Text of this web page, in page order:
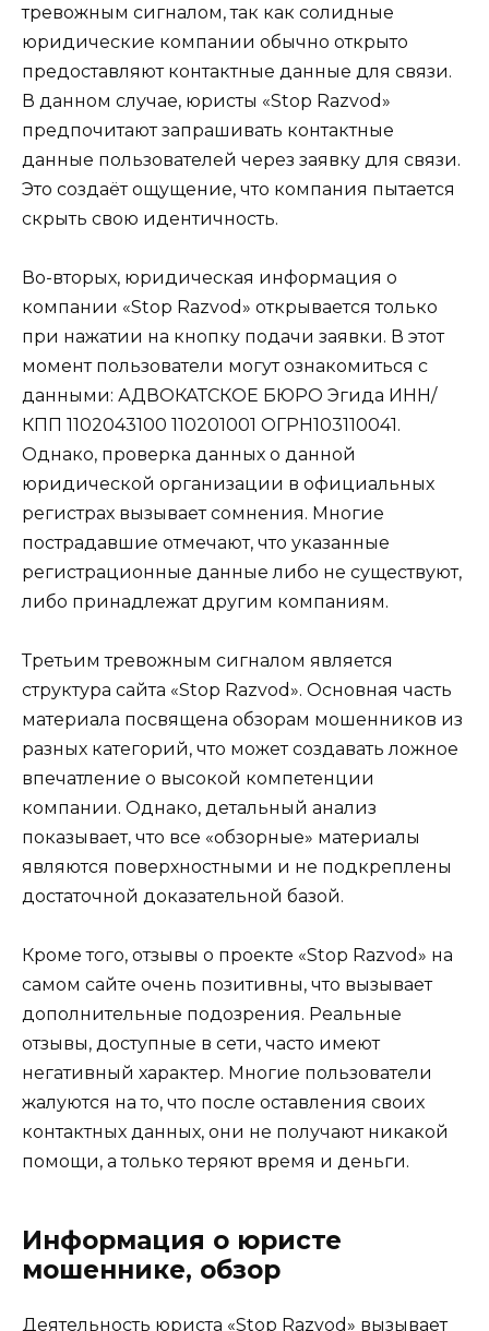
тревожным сигналом, так как солидные
юридические компании обычно открыто
предоставляют контактные данные для связи.
В данном случае, юристы «Stop Razvod»
предпочитают запрашивать контактные
данные пользователей через заявку для связи.
Это создаёт ощущение, что компания пытается
скрыть свою идентичность.
Во-вторых, юридическая информация о
компании «Stop Razvod» открывается только
при нажатии на кнопку подачи заявки. В этот
момент пользователи могут ознакомиться с
данными: АДВОКАТСКОЕ БЮРО Эгида ИНН/
КПП 1102043100 110201001 ОГРН103110041.
Однако, проверка данных о данной
юридической организации в официальных
регистрах вызывает сомнения. Многие
пострадавшие отмечают, что указанные
регистрационные данные либо не существуют,
либо принадлежат другим компаниям.
Третьим тревожным сигналом является
структура сайта «Stop Razvod». Основная часть
материала посвящена обзорам мошенников из
разных категорий, что может создавать ложное
впечатление о высокой компетенции
компании. Однако, детальный анализ
показывает, что все «обзорные» материалы
являются поверхностными и не подкреплены
достаточной доказательной базой.
Кроме того, отзывы о проекте «Stop Razvod» на
самом сайте очень позитивны, что вызывает
дополнительные подозрения. Реальные
отзывы, доступные в сети, часто имеют
негативный характер. Многие пользователи
жалуются на то, что после оставления своих
контактных данных, они не получают никакой
помощи, а только теряют время и деньги.
Информация о юристе
мошеннике, обзор
Деятельность юриста «Stop Razvod» вызывает